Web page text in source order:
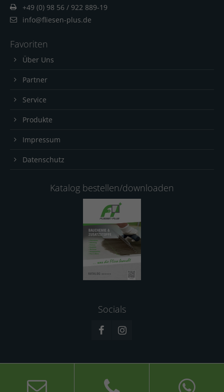
+49 (0) 98 56 / 922 889-19
info@fliesen-plus.de
Favoriten
Über Uns
Partner
Service
Produkte
Impressum
Datenschutz
Katalog bestellen/downloaden
Socials
© 2026 Fliesen-Plus GmbH